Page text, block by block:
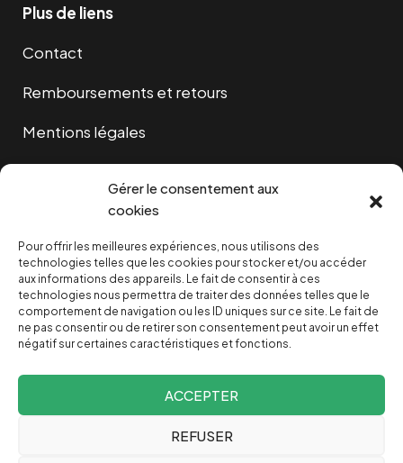
Gérer le consentement aux
cookies
Pour offrir les meilleures expériences, nous utilisons des
technologies telles que les cookies pour stocker et/ou accéder
aux informations des appareils. Le fait de consentir à ces
technologies nous permettra de traiter des données telles que le
comportement de navigation ou les ID uniques sur ce site. Le fait de
ne pas consentir ou de retirer son consentement peut avoir un effet
négatif sur certaines caractéristiques et fonctions.
ACCEPTER
REFUSER
Plus de liens
Contact
Remboursements et retours
Mentions légales
NOUS SOUTENIR
NOTRE NEWSLETTER